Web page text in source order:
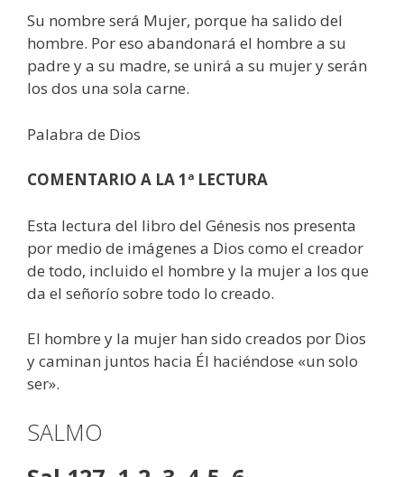
Su nombre será Mujer, porque ha salido del
hombre. Por eso abandonará el hombre a su
padre y a su madre, se unirá a su mujer y serán
los dos una sola carne.
Palabra de Dios
COMENTARIO A LA 1ª LECTURA
Esta lectura del libro del Génesis nos presenta
por medio de imágenes a Dios como el creador
de todo, incluido el hombre y la mujer a los que
da el señorío sobre todo lo creado.
El hombre y la mujer han sido creados por Dios
y caminan juntos hacia Él haciéndose «un solo
ser».
SALMO